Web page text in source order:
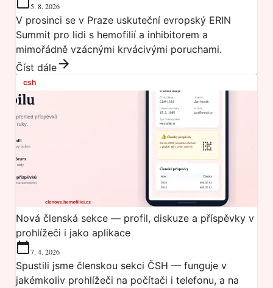
5. 8. 2026
V prosinci se v Praze uskuteční evropský ERIN
Summit pro lidi s hemofilií a inhibitorem a
mimořádně vzácnými krvácivými poruchami.
Číst dále
csh
Nová členská sekce — profil, diskuze a příspěvky v
prohlížeči i jako aplikace
7. 4. 2026
Spustili jsme členskou sekci ČSH — funguje v
jakémkoliv prohlížeči na počítači i telefonu, a na